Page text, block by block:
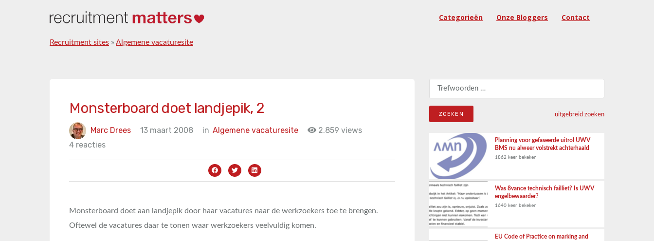
Categorieën Onze Bloggers Contact
Recruitment sites » Algemene vacaturesite
Monsterboard doet landjepik, 2
Marc Drees 13 maart 2008 in Algemene vacaturesite
2.859 views
4 reacties
Monsterboard doet aan landjepik door haar vacatures naar de werkzoekers toe te brengen.
Oftewel de vacatures daar te tonen waar werkzoekers veelvuldig komen.
Zoeken naar:
uitgebreid zoeken
Planning voor gefaseerde uitrol UWV
BMS nu alweer volstrekt achterhaald
1862 keer bekeken
Was 8vance technisch failliet? Is UWV
engelbewaarder?
1640 keer bekeken
EU Code of Practice on marking and